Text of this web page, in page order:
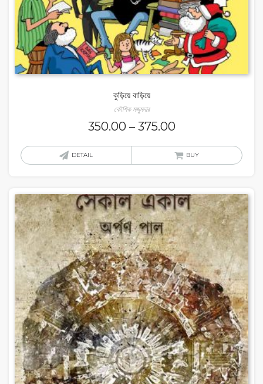
কুড়িয়ে বাড়িয়ে
কৌশিক মজুমদার
350.00 – 375.00
DETAIL BUY